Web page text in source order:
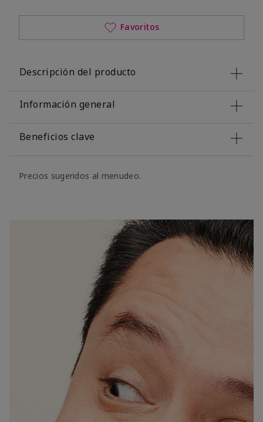
Favoritos
Descripción del producto
Información general
Beneficios clave
Precios sugeridos al menudeo.